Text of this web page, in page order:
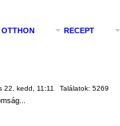
OTTHON RECEPT
22. kedd, 11:11 Találatok: 5269